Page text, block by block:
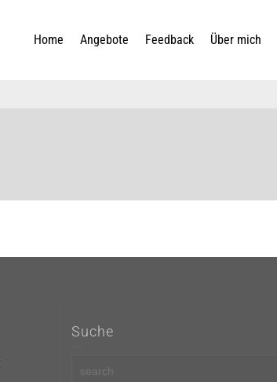
Home Angebote Feedback Über mich
Suche